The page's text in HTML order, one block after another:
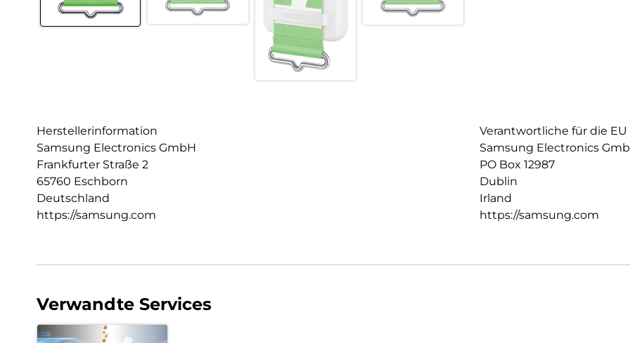
Herstellerinformation
Samsung Electronics GmbH
Frankfurter Straße 2
65760 Eschborn
Deutschland
https://samsung.com
Verantwortliche für die EU
Samsung Electronics
PO Box 12987
Dublin
Irland
https://samsung.com
Verwandte Services